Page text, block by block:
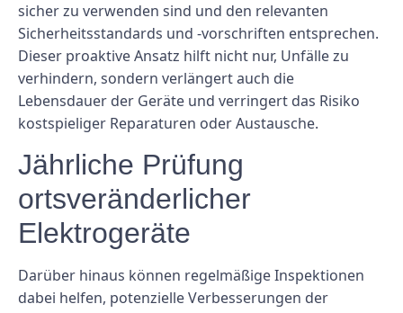
sicher zu verwenden sind und den relevanten
Sicherheitsstandards und -vorschriften entsprechen.
Dieser proaktive Ansatz hilft nicht nur, Unfälle zu
verhindern, sondern verlängert auch die
Lebensdauer der Geräte und verringert das Risiko
kostspieliger Reparaturen oder Austausche.
Jährliche Prüfung
ortsveränderlicher
Elektrogeräte
Darüber hinaus können regelmäßige Inspektionen
dabei helfen, potenzielle Verbesserungen der